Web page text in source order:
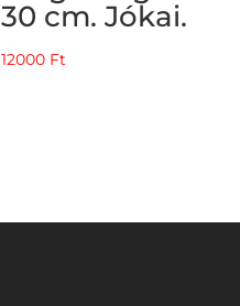
30 cm. Jókai.
12000 Ft